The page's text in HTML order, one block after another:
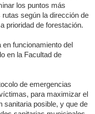
los puntos más
según la dirección de
prioridad de forestación.
funcionamiento del
en la Facultad de
de emergencias
para maximizar el
sanitaria posible, y que de